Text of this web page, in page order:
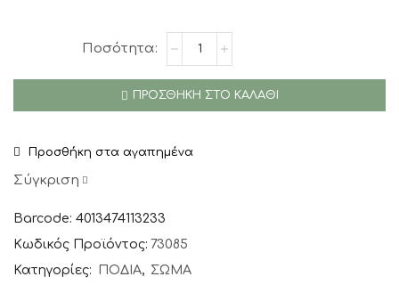
8,92 €.
Gehwol
Κρέμα
Ποδιών
και
ποσότητα
ΠΡΟΣΘΉΚΗ ΣΤΟ ΚΑΛΆΘΙ
Προσθήκη στα αγαπημένα
Σύγκριση
Barcode: 4013474113233
Κωδικός Προϊόντος: 73085
Κατηγορίες:
ΠΟΔΙΑ, ΣΩΜΑ